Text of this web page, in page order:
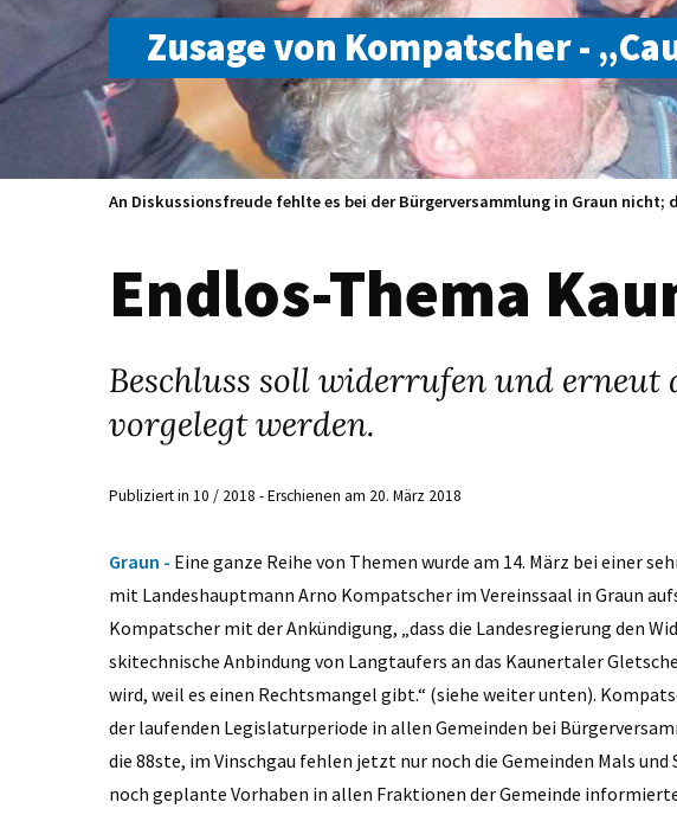
Zusage von Kompatscher -
Sie standen den Bürgern Rede und Antwort (v.l.): Franz Prieth, Heinrich
Endlos-Thema
Beschluss soll widerrufen und
vorgelegt werden.
Publiziert in 10 / 2018 - Erschienen am 20. März 2018
Graun - Eine ganze Reihe von Themen wurde am 14. März bei einer
mit Landeshauptmann Arno Kompatscher im Vereinssaal in Graun
Kompatscher mit der Ankündigung, „dass die Landesregierung den
skitechnische Anbindung von Langtaufers an das Kaunertaler
wird, weil es einen Rechtsmangel gibt.“ (siehe weiter unten).
der laufenden Legislaturperiode in allen Gemeinden bei
die 88ste, im Vinschgau fehlen jetzt nur noch die Gemeinden Mals
noch geplante Vorhaben in allen Fraktionen der Gemeinde